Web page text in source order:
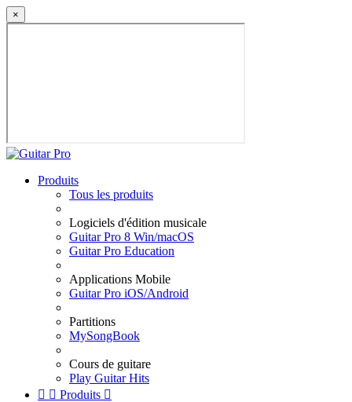
×
Produits
Tous les produits
Logiciels d'édition musicale
Guitar Pro 8 Win/macOS
Guitar Pro Education
Applications Mobile
Guitar Pro iOS/Android
Partitions
MySongBook
Cours de guitare
Play Guitar Hits
  Produits 